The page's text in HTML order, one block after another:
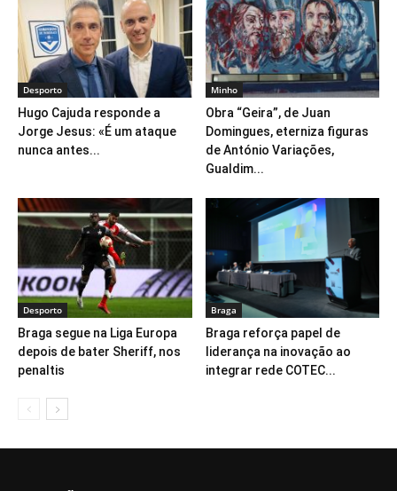
Desporto
Hugo Cajuda responde a
Jorge Jesus: «É um ataque
nunca antes...
Minho
Obra “Geira”, de Juan
Domingues, eterniza figuras
de António Variações,
Gualdim...
Desporto
Braga segue na Liga Europa
depois de bater Sheriff, nos
penaltis
Braga
Braga reforça papel de
liderança na inovação ao
integrar rede COTEC...